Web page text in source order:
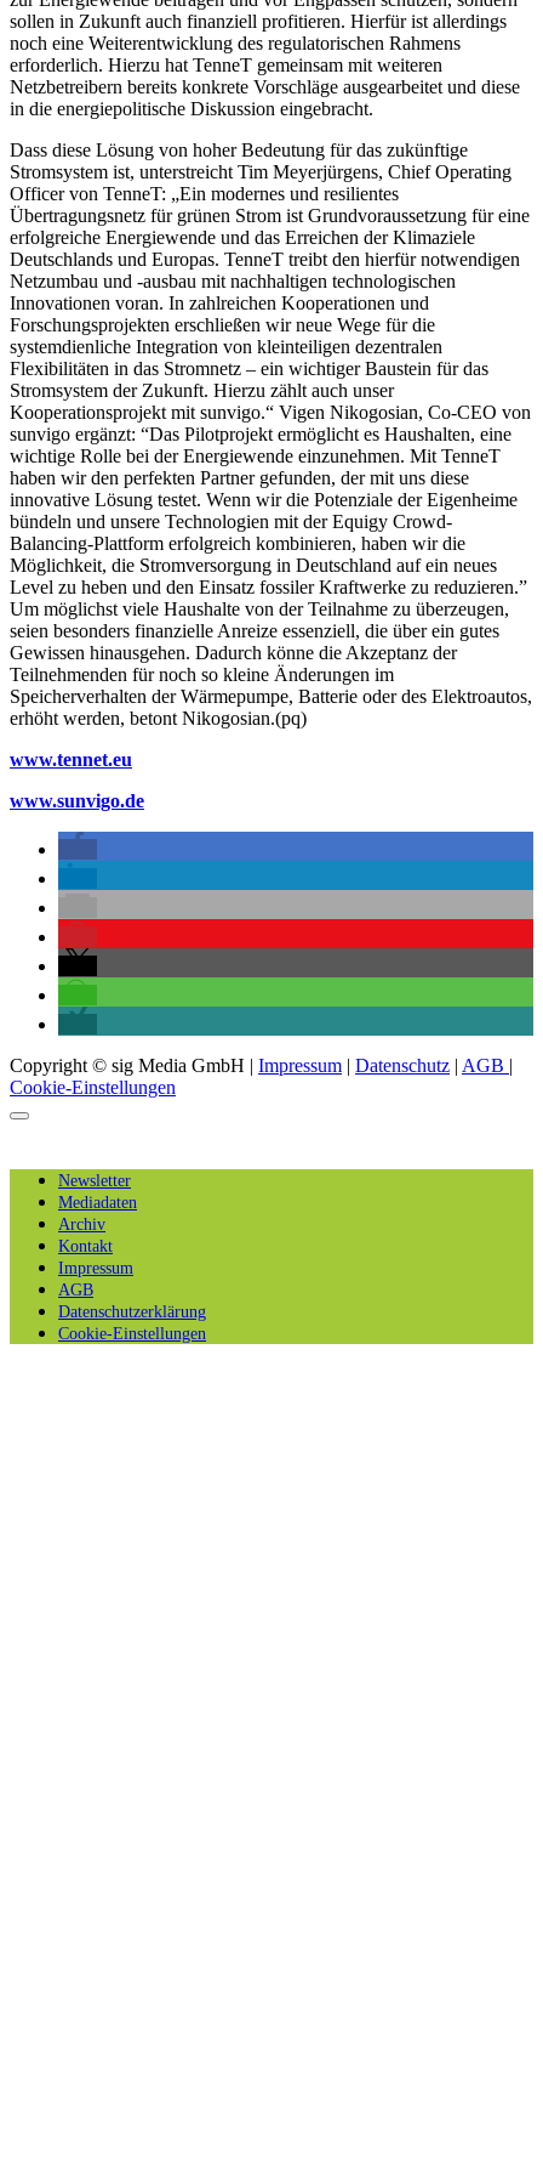
sollen in Zukunft auch finanziell profitieren. Hierfür ist allerdings
noch eine Weiterentwicklung des regulatorischen Rahmens
erforderlich. Hierzu hat TenneT gemeinsam mit weiteren
Netzbetreibern bereits konkrete Vorschläge ausgearbeitet und diese
in die energiepolitische Diskussion eingebracht.
Dass diese Lösung von hoher Bedeutung für das zukünftige
Stromsystem ist, unterstreicht Tim Meyerjürgens, Chief Operating
Officer von TenneT: „Ein modernes und resilientes
Übertragungsnetz für grünen Strom ist Grundvoraussetzung für eine
erfolgreiche Energiewende und das Erreichen der Klimaziele
Deutschlands und Europas. TenneT treibt den hierfür notwendigen
Netzumbau und -ausbau mit nachhaltigen technologischen
Innovationen voran. In zahlreichen Kooperationen und
Forschungsprojekten erschließen wir neue Wege für die
systemdienliche Integration von kleinteiligen dezentralen
Flexibilitäten in das Stromnetz – ein wichtiger Baustein für das
Stromsystem der Zukunft. Hierzu zählt auch unser
Kooperationsprojekt mit sunvigo.“ Vigen Nikogosian, Co-CEO von
sunvigo ergänzt: “Das Pilotprojekt ermöglicht es Haushalten, eine
wichtige Rolle bei der Energiewende einzunehmen. Mit TenneT
haben wir den perfekten Partner gefunden, der mit uns diese
innovative Lösung testet. Wenn wir die Potenziale der Eigenheime
bündeln und unsere Technologien mit der Equigy Crowd-
Balancing-Plattform erfolgreich kombinieren, haben wir die
Möglichkeit, die Stromversorgung in Deutschland auf ein neues
Level zu heben und den Einsatz fossiler Kraftwerke zu reduzieren.”
Um möglichst viele Haushalte von der Teilnahme zu überzeugen,
seien besonders finanzielle Anreize essenziell, die über ein gutes
Gewissen hinausgehen. Dadurch könne die Akzeptanz der
Teilnehmenden für noch so kleine Änderungen im
Speicherverhalten der Wärmepumpe, Batterie oder des Elektroautos,
erhöht werden, betont Nikogosian.(pq)
www.tennet.eu
www.sunvigo.de
Copyright © sig Media GmbH | Impressum | Datenschutz | AGB |
Cookie-Einstellungen
Newsletter
Mediadaten
Archiv
Kontakt
Impressum
AGB
Datenschutzerklärung
Cookie-Einstellungen